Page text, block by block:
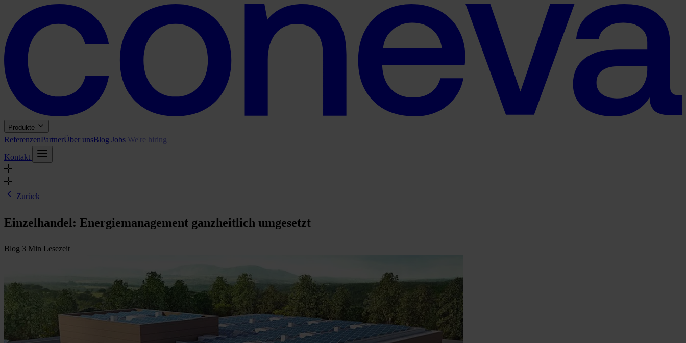
Produkte
ReferenzenPartnerÜber unsBlog Jobs We're hiring
Kontakt
Zurück
Einzelhandel: Energiemanagement ganzheitlich umgesetzt
Blog 3 Min Lesezeit